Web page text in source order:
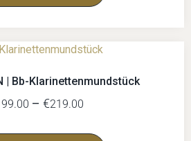
| Bb-Klarinettenmundstück
– €219.00